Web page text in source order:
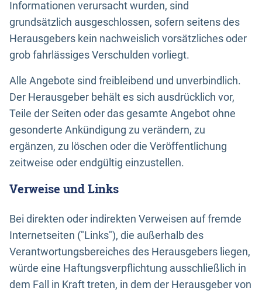
Informationen verursacht wurden, sind
grundsätzlich ausgeschlossen, sofern seitens des
Herausgebers kein nachweislich vorsätzliches oder
grob fahrlässiges Verschulden vorliegt.
Alle Angebote sind freibleibend und unverbindlich.
Der Herausgeber behält es sich ausdrücklich vor,
Teile der Seiten oder das gesamte Angebot ohne
gesonderte Ankündigung zu verändern, zu
ergänzen, zu löschen oder die Veröffentlichung
zeitweise oder endgültig einzustellen.
Verweise und Links
Bei direkten oder indirekten Verweisen auf fremde
Internetseiten ("Links"), die außerhalb des
Verantwortungsbereiches des Herausgebers liegen,
würde eine Haftungsverpflichtung ausschließlich in
dem Fall in Kraft treten, in dem der Herausgeber von